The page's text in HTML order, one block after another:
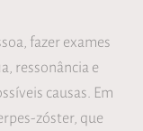
fazer exames
ressonância e
causas. Em
zóster, que